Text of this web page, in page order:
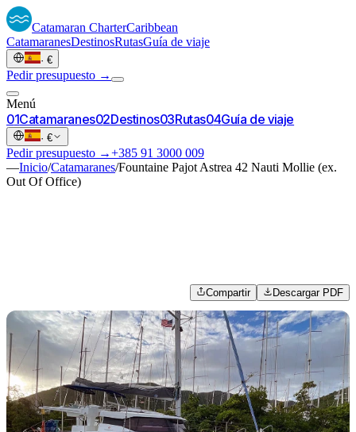
Catamaran CharterCaribbean
CatamaranesDestinosRutasGuía de viaje
· €
Pedir presupuesto →
Menú
01Catamaranes02Destinos03Rutas04Guía de viaje
· €
Pedir presupuesto →+385 91 3000 009
—Inicio/Catamaranes/Fountaine Pajot Astrea 42 Nauti Mollie (ex.
Out Of Office)
Compartir Descargar PDF